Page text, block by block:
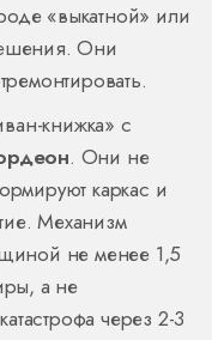
«выкатной» или
Они
книжка» с
. Они не
каркас и
Механизм
не менее 1,5
а не
через 2-3